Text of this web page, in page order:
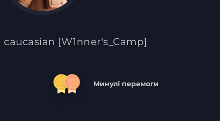
caucasian [W1nner's_Camp]
Минулі перемоги